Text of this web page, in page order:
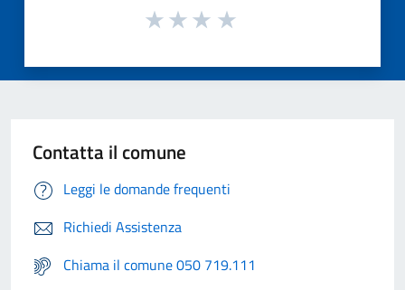
Contatta il comune
Leggi le domande frequenti
Richiedi Assistenza
Chiama il comune 050 719.111